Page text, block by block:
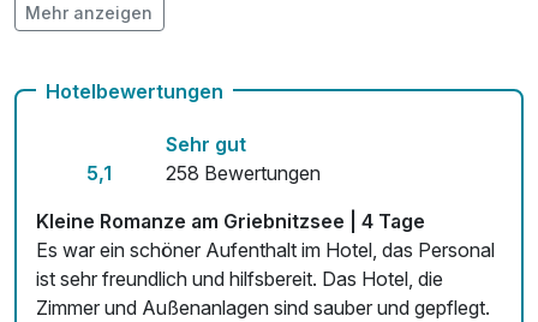
Auch vegetarische Speisen
Zimmerservice verfügbar
Mit Hotelbar
Mehr anzeigen
Hotelbewertungen
5,1
Sehr gut
258 Bewertungen
Kleine Romanze am Griebnitzsee | 4 Tage
Es war ein schöner Aufenthalt im Hotel, das Personal
ist sehr freundlich und hilfsbereit. Das Hotel, die
Zimmer und Außenanlagen sind sauber und gepflegt.